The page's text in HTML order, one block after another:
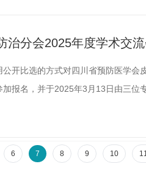
治分会2025年度学术交
开比选的方式对四川省预防医学
报名，并于2025年3月13日由三位
防医学会皮肤性病防治分会2025年
6 7 8 9 10